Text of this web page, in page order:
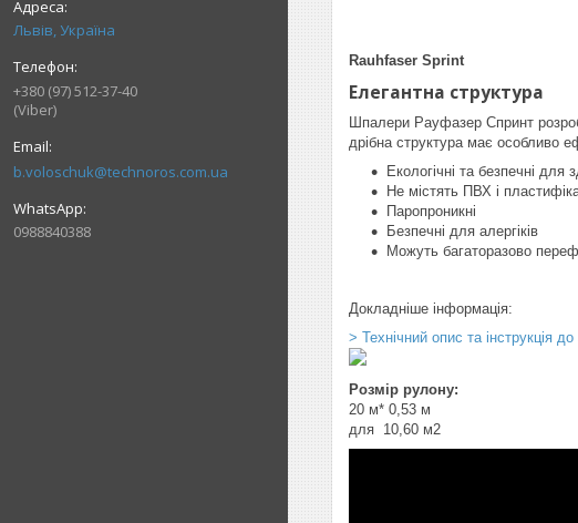
Львів, Україна
+380 (97) 512-37-40
(Viber)
b.voloschuk@technoros.com.ua
0988840388
Rauhfaser Sprint
Елегантна структура
Шпалери Рауфазер Спринт
дрібна структура має особливо
Екологічні та безпечні для
Не містять ПВХ і
Паропроникні
Безпечні для алергіків
Можуть багаторазово
Докладніше інформація:
> Технічний опис та інструкція
Розмір рулону:
20 м* 0,53 м
для 10,60 м2